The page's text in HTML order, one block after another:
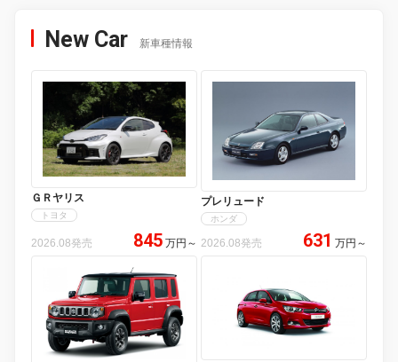
New Car 新車種情報
ＧＲヤリス
トヨタ
2026.08発売 845 万円 ～
プレリュード
ホンダ
2026.08発売 631 万円 ～